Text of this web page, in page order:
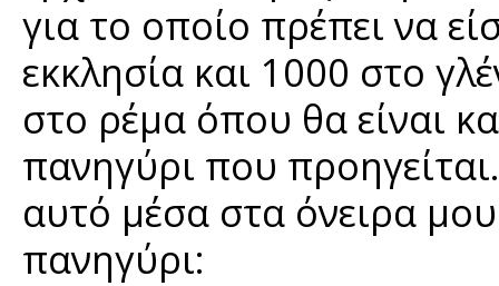
για το οποίο πρέπει να
εκκλησία και 1000 στο
στο ρέμα όπου θα είναι
πανηγύρι που
αυτό μέσα στα όνειρα
πανηγύρι: